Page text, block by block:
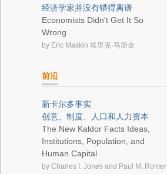
经济学家并没有错得离谱
Economists Didn't Get It So
Wrong
by Eric Maskin 埃里克·马斯金
前沿
新卡尔多事实
创意、制度、人口和人力资本
The New Kaldor Facts Ideas,
Institutions, Population, and
Human Capital
by Charles I. Jones and Paul M. Romer